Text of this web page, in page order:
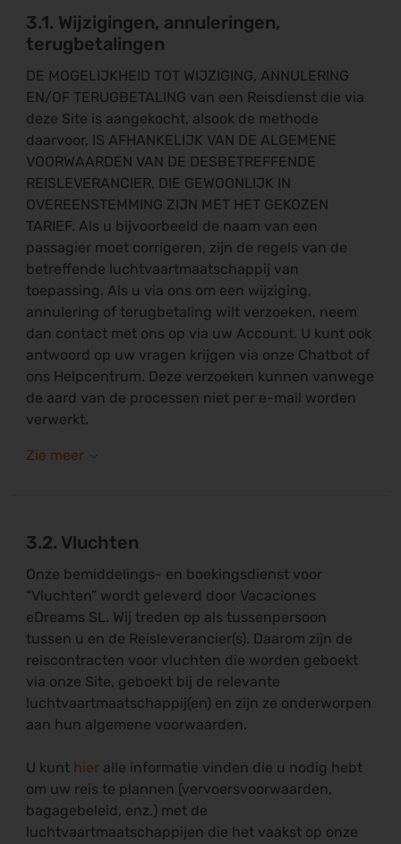
3.1. Wijzigingen, annuleringen,
terugbetalingen
DE MOGELIJKHEID TOT WIJZIGING, ANNULERING
EN/OF TERUGBETALING van een Reisdienst die via
deze Site is aangekocht, alsook de methode
daarvoor, IS AFHANKELIJK VAN DE ALGEMENE
VOORWAARDEN VAN DE DESBETREFFENDE
REISLEVERANCIER, DIE GEWOONLIJK IN
OVEREENSTEMMING ZIJN MET HET GEKOZEN
TARIEF. Als u bijvoorbeeld de naam van een
passagier moet corrigeren, zijn de regels van de
betreffende luchtvaartmaatschappij van
toepassing. Als u via ons om een wijziging,
annulering of terugbetaling wilt verzoeken, neem
dan contact met ons op via uw Account. U kunt ook
antwoord op uw vragen krijgen via onze Chatbot of
ons Helpcentrum. Deze verzoeken kunnen vanwege
de aard van de processen niet per e-mail worden
verwerkt.
3.2. Vluchten
Onze bemiddelings- en boekingsdienst voor
“Vluchten” wordt geleverd door Vacaciones
eDreams SL. Wij treden op als tussenpersoon
tussen u en de Reisleverancier(s). Daarom zijn de
reiscontracten voor vluchten die worden geboekt
via onze Site, geboekt bij de relevante
luchtvaartmaatschappij(en) en zijn ze onderworpen
aan hun algemene voorwaarden.
U kunt hier alle informatie vinden die u nodig hebt
om uw reis te plannen (vervoersvoorwaarden,
bagagebeleid, enz.) met de
luchtvaartmaatschappijen die het vaakst op onze